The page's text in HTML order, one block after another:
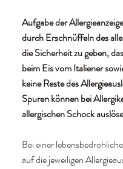
Aufgabe der
durch Erschnüffeln des
die Sicherheit zu geben,
beim Eis vom Italiener
keine Reste des
Spuren können bei
allergischen Schock
Bei einer
auf die jeweiligen